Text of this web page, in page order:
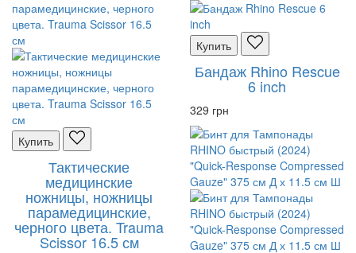
Купить
Тактические
медицинские
ножницы, ножницы
парамедицинские,
черного цвета. Trauma
Scissor 16.5 см
Купить
Бандаж Rhino Rescue
6 inch
329 грн